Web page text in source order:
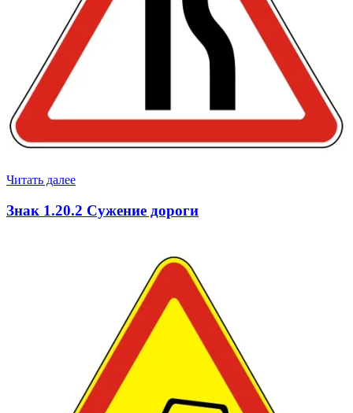
Читать далее
Знак 1.20.2 Сужение дороги